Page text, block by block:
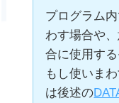
プログラム
わす場合や
合に使用する
もし使いま
は後述の